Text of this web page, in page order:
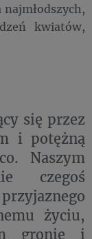
kwiatów,
się przez
i potężną
Naszym
czegoś
życiu,
gronie i